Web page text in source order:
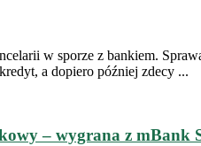
w sporze z bankiem.
a dopiero później zdecy ...
– wygrana z mBank